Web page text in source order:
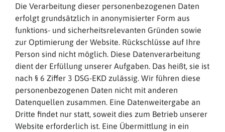
Die Verarbeitung dieser personenbezogenen Daten
erfolgt grundsätzlich in anonymisierter Form aus
funktions- und sicherheitsrelevanten Gründen sowie
zur Optimierung der Website. Rückschlüsse auf Ihre
Person sind nicht möglich. Diese Datenverarbeitung
dient der Erfüllung unserer Aufgaben. Das heißt, sie ist
nach § 6 Ziffer 3 DSG-EKD zulässig. Wir führen diese
personenbezogenen Daten nicht mit anderen
Datenquellen zusammen. Eine Datenweitergabe an
Dritte findet nur statt, soweit dies zum Betrieb unserer
Website erforderlich ist. Eine Übermittlung in ein